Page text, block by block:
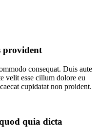
provident
consequat. Duis aute
velit esse cillum dolore eu
cupidatat non proident.
quia dicta